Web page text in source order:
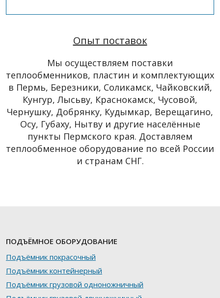
Опыт поставок
Мы осуществляем поставки
теплообменников, пластин и комплектующих
в Пермь, Березники, Соликамск, Чайковский,
Кунгур, Лысьву, Краснокамск, Чусовой,
Чернушку, Добрянку, Кудымкар, Верещагино,
Осу, Губаху, Нытву и другие населённые
пункты Пермского края. Доставляем
теплообменное оборудование по всей России
и странам СНГ.
ПОДЪЁМНОЕ ОБОРУДОВАНИЕ
Подъёмник покрасочный
Подъёмник контейнерный
Подъёмник грузовой одноножничный